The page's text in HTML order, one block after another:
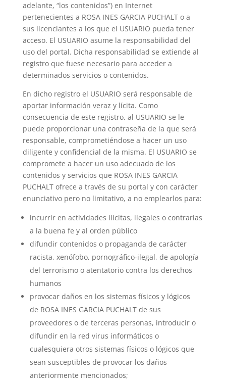
adelante, “los contenidos”) en Internet
pertenecientes a ROSA INES GARCIA PUCHALT o a
sus licenciantes a los que el USUARIO pueda tener
acceso. El USUARIO asume la responsabilidad del
uso del portal. Dicha responsabilidad se extiende al
registro que fuese necesario para acceder a
determinados servicios o contenidos.
En dicho registro el USUARIO será responsable de
aportar información veraz y lícita. Como
consecuencia de este registro, al USUARIO se le
puede proporcionar una contraseña de la que será
responsable, comprometiéndose a hacer un uso
diligente y confidencial de la misma. El USUARIO se
compromete a hacer un uso adecuado de los
contenidos y servicios que ROSA INES GARCIA
PUCHALT ofrece a través de su portal y con carácter
enunciativo pero no limitativo, a no emplearlos para:
incurrir en actividades ilícitas, ilegales o contrarias
a la buena fe y al orden público
difundir contenidos o propaganda de carácter
racista, xenófobo, pornográfico-ilegal, de apología
del terrorismo o atentatorio contra los derechos
humanos
provocar daños en los sistemas físicos y lógicos
de ROSA INES GARCIA PUCHALT de sus
proveedores o de terceras personas, introducir o
difundir en la red virus informáticos o
cualesquiera otros sistemas físicos o lógicos que
sean susceptibles de provocar los daños
anteriormente mencionados;